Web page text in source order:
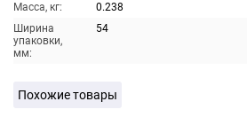
Масса, кг:
0.238
Ширина
упаковки,
мм:
54
Похожие товары